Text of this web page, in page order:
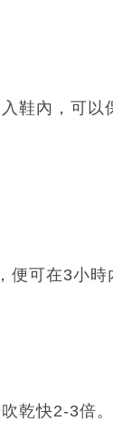
鞋內，可以
可在3小時
乾快2-3倍